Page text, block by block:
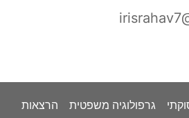
גרפולוגיה משפטית הרצאות